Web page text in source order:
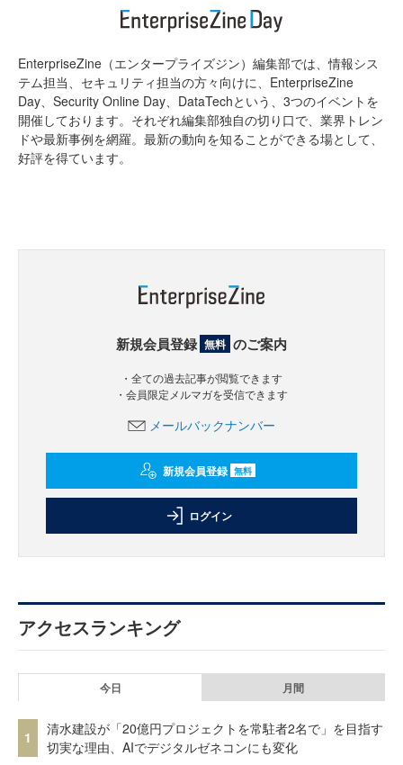
EnterpriseZine（エンタープライズジン）編集部では、情報シス
テム担当、セキュリティ担当の方々向けに、EnterpriseZine
Day、Security Online Day、DataTechという、3つのイベントを
開催しております。それぞれ編集部独自の切り口で、業界トレン
ドや最新事例を網羅。最新の動向を知ることができる場として、
好評を得ています。
新規会員登録 無料 のご案内
・全ての過去記事が閲覧できます
・会員限定メルマガを受信できます
メールバックナンバー
新規会員登録 無料
ログイン
アクセスランキング
今日 月間
1
清水建設が「20億円プロジェクトを常駐者2名で」を目指す
切実な理由、AIでデジタルゼネコンにも変化